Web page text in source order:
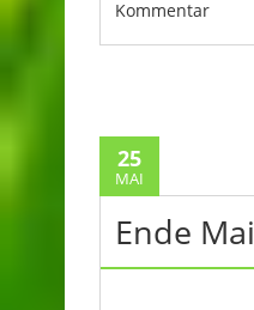
Kommentar
25
MAI
Ende Mai